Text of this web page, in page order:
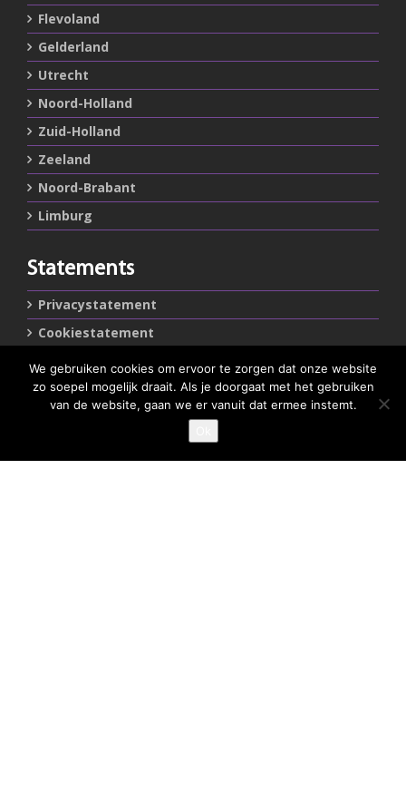
Flevoland
Gelderland
Utrecht
Noord-Holland
Zuid-Holland
Zeeland
Noord-Brabant
Limburg
Statements
Privacystatement
Cookiestatement
Belangrijke links
We gebruiken cookies om ervoor te zorgen dat onze website
zo soepel mogelijk draait. Als je doorgaat met het gebruiken
van de website, gaan we er vanuit dat ermee instemt.